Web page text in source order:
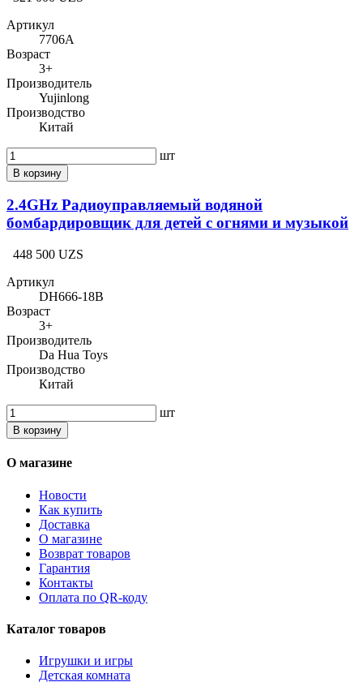
Артикул
7706A
Возраст
3+
Производитель
Yujinlong
Производство
Китай
шт
В корзину
2.4GHz Радиоуправляемый водяной
бомбардировщик для детей с огнями и музыкой
448 500 UZS
Артикул
DH666-18B
Возраст
3+
Производитель
Da Hua Toys
Производство
Китай
шт
В корзину
О магазине
Новости
Как купить
Доставка
О магазине
Возврат товаров
Гарантия
Контакты
Оплата по QR-коду
Каталог товаров
Игрушки и игры
Детская комната